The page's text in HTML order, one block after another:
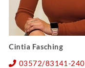
Cintia Fasching
03572/83141-240